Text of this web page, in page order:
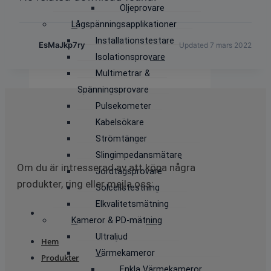
Oljeprovare
Lågspänningsapplikationer
Installationstestare
Isolationsprovare
Multimetrar &
Spänningsprovare
Pulsekometer
Kabelsökare
Strömtänger
Slingimpedansmätare
Jordtagsprovare
Solcellstestning
Elkvalitetsmätning
Kameror & PD-mätning
Ultraljud
Värmekameror
EsMaJkp7ry Updated 7 mars 2022
Om du är intresserad av att köpa några
produkter, ring eller mejla oss:
Hem
Produkter